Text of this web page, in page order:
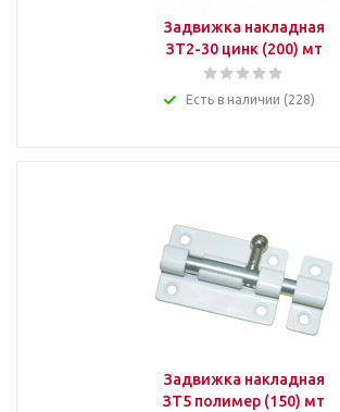
Задвижка накладная
ЗТ2-30 цинк (200) мт
Есть в наличии (228)
Задвижка накладная
ЗТ5 полимер (150) мт